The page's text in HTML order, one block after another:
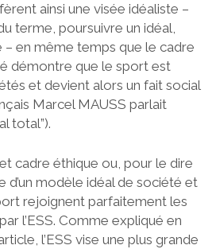
ainsi une visée idéaliste –
terme, poursuivre un idéal,
– en même temps que le cadre
démontre que le sport est
et devient alors un fait social
Marcel MAUSS parlait
total”).
cadre éthique ou, pour le dire
d’un modèle idéal de société et
rejoignent parfaitement les
l’ESS. Comme expliqué en
l’ESS vise une plus grande